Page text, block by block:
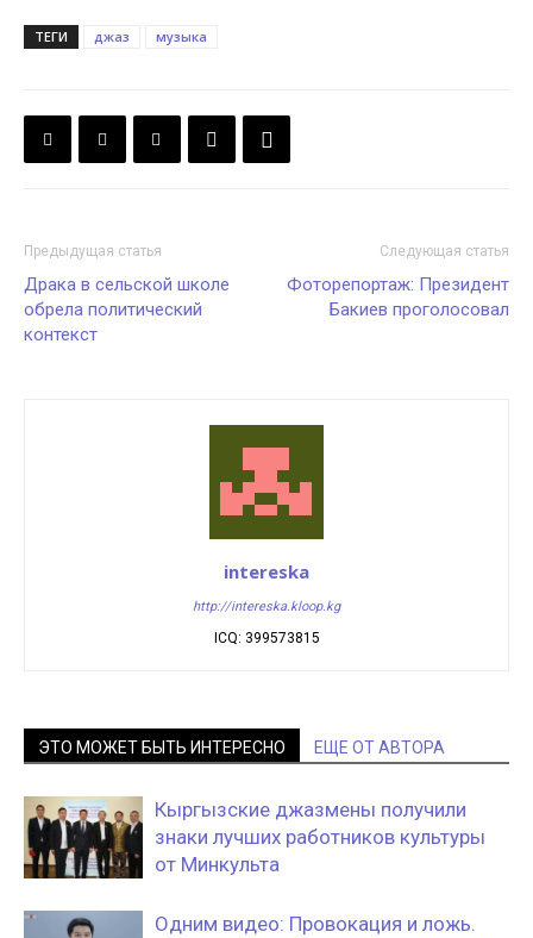
ТЕГИ джаз музыка
Предыдущая статья
Драка в сельской школе
обрела политический
контекст
Следующая статья
Фоторепортаж: Президент
Бакиев проголосовал
intereska
http://intereska.kloop.kg
ICQ: 399573815
ЭТО МОЖЕТ БЫТЬ ИНТЕРЕСНО ЕЩЕ ОТ АВТОРА
Кыргызские джазмены получили
знаки лучших работников культуры
от Минкульта
Одним видео: Провокация и ложь.